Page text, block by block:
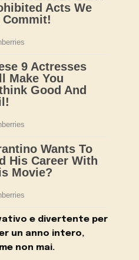
e divertente per
un anno intero,
non mai.